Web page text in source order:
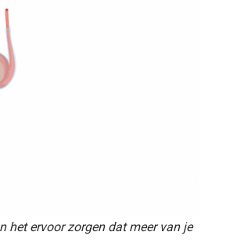
het ervoor zorgen dat meer van je